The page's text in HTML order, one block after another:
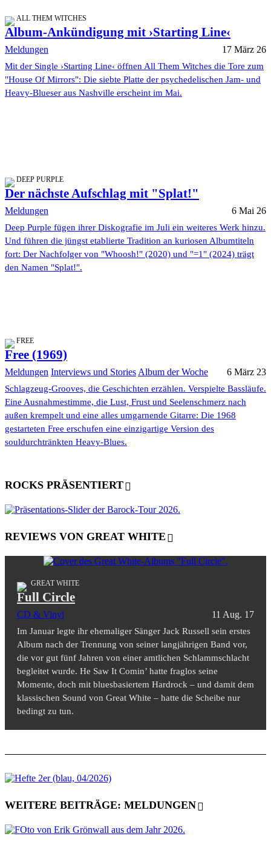
ALL THEM WITCHES
Album-Ankündigung mit ›Starting Line‹
Meldungen 17 März 26
Mit der Single ›Starting Line‹ öffnen All Them Witches die Tore zum
"House Of Mirrors": Die siebte Platte der psychedelischen Jam- und
Heavy-Blueser aus Nashville erscheint im Mai.
DEEP PURPLE
Der nächste Aufschlag mit "Splat!"
Meldungen 6 Mai 26
Deep Purple fügen ihrer Diskografie im Juli ein weiteres Werk hinzu.
Und führen die jüngst etablierte Tradition an kuriosen Albumtiteln
fort: Der Nachfolger von "Whoosh!" (2020) und "=1" (2024) trägt
den Namen "Splat!".
FREE
Free (1969)
Meldungen Interviews und StoriesAlbum der Woche 6 März 23
Schlagzeug-Grooves, die Geschichten erzählen. Verspielte Bassläufe.
Eine Ausnahmestimme, die Lust, Frust und Seelenschmerz nach
außen krempelt und eine alles umgarnende Gitarre: Die 1968
gestarteten Free erschufen eine einzigartige Version des
souldurchtränkten Heavy-Blues.
ROCKS PRÄSENTIERT
REVIEWS VON GREAT WHITE
GREAT WHITE
Full Circle
CD & Vinyl 11 Aug. 17
Im Januar legte ihr ehemaliger Sänger Jack Russell sein erstes
Album nach der Trennung von seiner langjährigen Band vor,
die vor gut fünf Jahren von einer amtlichen Schlammschlacht
begleitet wurde. He Saw It Comin’ hatte fraglos seine
Momente, doch mit bluesbasiertem Hardrock – und damit dem
klassischen Sound von Great White – hatte die Scheibe nur
bedingt zu tun.
WEITERE BEITRÄGE: MELDUNGEN